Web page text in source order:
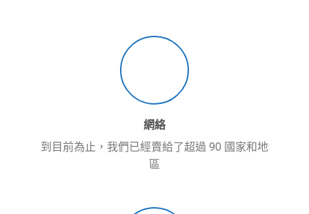
網絡
到目前為止，我們已經賣給了超過 90 國家和地
區